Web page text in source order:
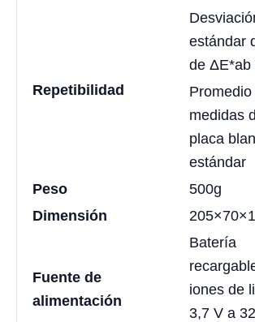
Repetibilidad
estándar
de ΔE*ab
medidas
placa
estándar
Peso
500g
Dimensión
Fuente de
alimentación
Batería
iones de
3,7 V a